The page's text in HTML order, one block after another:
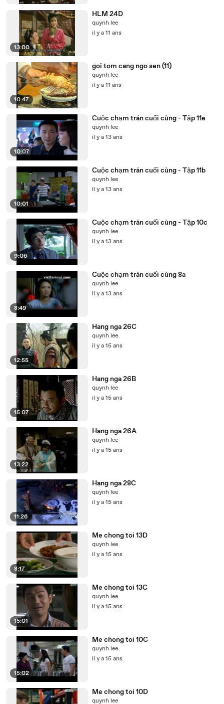
13:00
HLM 24D
quynh lee
il y a 11 ans
10:47
goi tom cang ngo sen (11)
quynh lee
il y a 11 ans
10:07
Cuộc chạm trán cuối cùng - Tập 11e
quynh lee
il y a 13 ans
10:01
Cuộc chạm trán cuối cùng - Tập 11b
quynh lee
il y a 13 ans
9:06
Cuộc chạm trán cuối cùng - Tập 10c
quynh lee
il y a 13 ans
8:49
Cuộc chạm trán cuối cùng 8a
quynh lee
il y a 13 ans
12:55
Hang nga 26C
quynh lee
il y a 15 ans
15:07
Hang nga 26B
quynh lee
il y a 15 ans
13:22
Hang nga 26A
quynh lee
il y a 15 ans
11:26
Hang nga 28C
quynh lee
il y a 15 ans
8:17
Me chong toi 13D
quynh lee
il y a 15 ans
15:01
Me chong toi 13C
quynh lee
il y a 15 ans
15:02
Me chong toi 10C
quynh lee
il y a 15 ans
Me chong toi 10D
quynh lee